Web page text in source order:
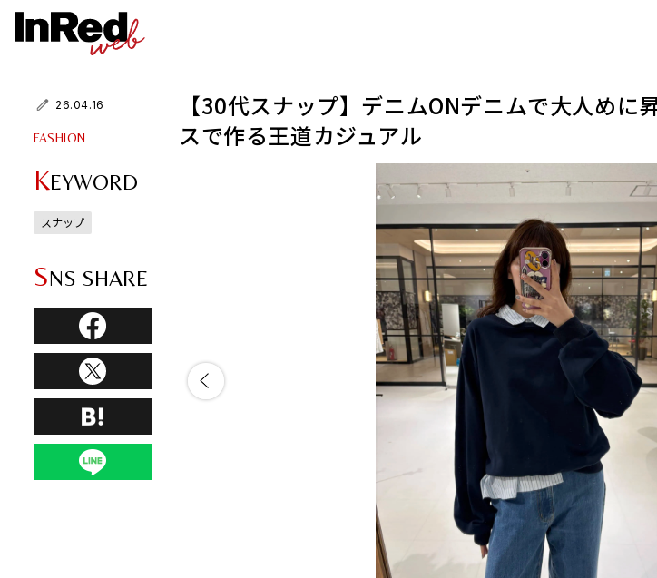
【30代スナップ】デニムONデニムで大人めに
スで作る王道カジュアル
26.04.16
FASHION
KEYWORD
スナップ
SNS SHARE